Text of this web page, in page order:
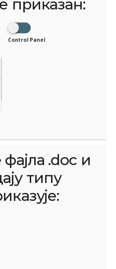
приказан:
Control Panel
фајла .doc и
типу